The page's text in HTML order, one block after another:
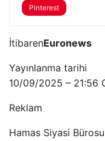
Pinterest
İtibarenEuronews
Yayınlanma tarihi
10/09/2025 – 21:56
Reklam
Hamas Siyasi